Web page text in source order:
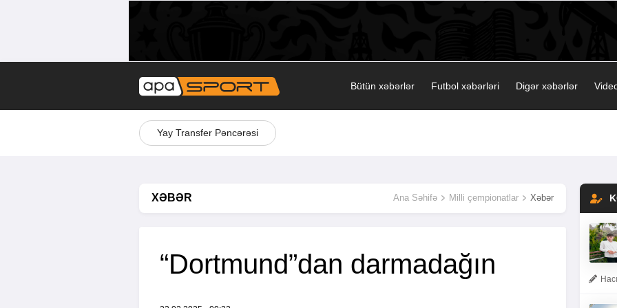
Bütün xəbərlər Futbol xəbərləri Digər xəbərlər
Yay Transfer Pəncərəsi
XƏBƏR Ana Səhifə Milli çempionatlar Xəbər
“Dortmund”dan darmadağın